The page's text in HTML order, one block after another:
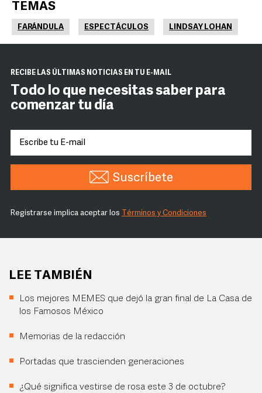
TEMAS
FARÁNDULA ESPECTÁCULOS LINDSAY LOHAN
RECIBE LAS ÚLTIMAS NOTICIAS EN TU E-MAIL
Todo lo que necesitas saber para
comenzar tu día
Suscríbete
Registrarse implica aceptar los Términos y Condiciones
LEE TAMBIÉN
Los mejores MEMES que dejó la gran final de La Casa de
los Famosos México
Memorias de la redacción
Portadas que trascienden generaciones
¿Qué significa vestirse de rosa este 3 de octubre?